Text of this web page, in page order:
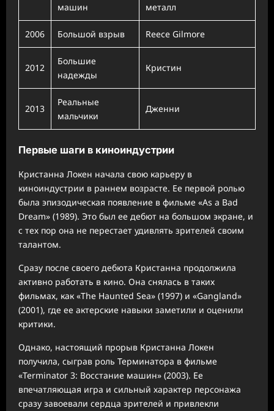
машин
металл
2006 Большой взрыв Reece Gilmore
2012
Большие
надежды
Кристин
2013
Реальные
мальчики
Дженни
Первые шаги в киноиндустрии
Кристанна Локен начала свою карьеру в
киноиндустрии в раннем возрасте. Ее первой ролью
была эпизодическая появление в фильме «As a Bad
Dream» (1989). Это был ее дебют на большом экране, и
с тех пор она не перестает удивлять зрителей своим
талантом.
Сразу после своего дебюта Кристанна продолжила
активно работать в кино. Она снялась в таких
фильмах, как «The Haunted Sea» (1997) и «Gangland»
(2001), где ее актерские навыки заметили и оценили
критики.
Однако, настоящий прорыв Кристанна Локен
получила, сыграв роль Терминатора в фильме
«Terminator 3: Восстание машин» (2003). Ее
впечатляющая игра и сильный характер персонажа
сразу завоевали сердца зрителей и привлекли